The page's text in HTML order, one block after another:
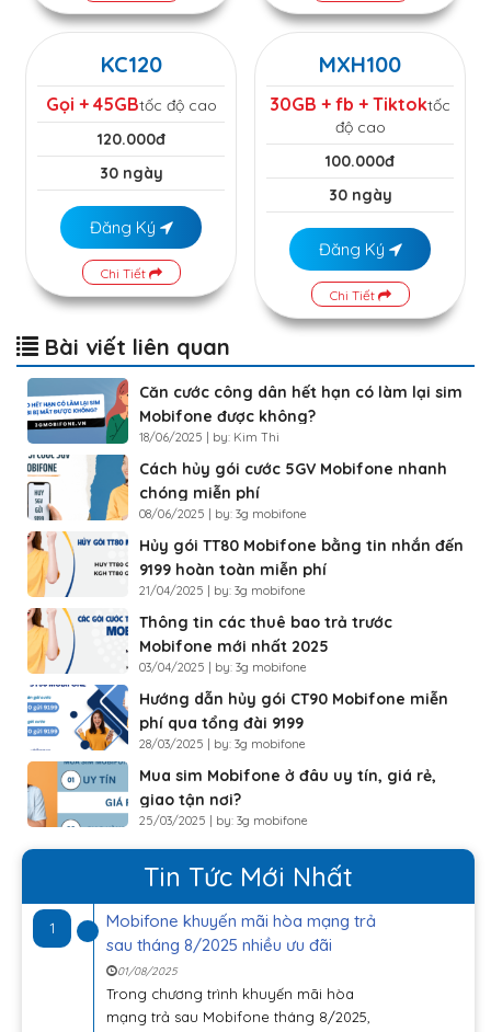
KC120
Gọi + 45GBtốc độ cao
120.000đ
30 ngày
Đăng Ký
Chi Tiết
MXH100
30GB + fb + Tiktoktốc
độ cao
100.000đ
30 ngày
Đăng Ký
Chi Tiết
Bài viết liên quan
Căn cước công dân hết hạn có làm lại sim
Mobifone được không?
18/06/2025 | by: Kim Thi
Cách hủy gói cước 5GV Mobifone nhanh
chóng miễn phí
08/06/2025 | by: 3g mobifone
Hủy gói TT80 Mobifone bằng tin nhắn đến
9199 hoàn toàn miễn phí
21/04/2025 | by: 3g mobifone
Thông tin các thuê bao trả trước
Mobifone mới nhất 2025
03/04/2025 | by: 3g mobifone
Hướng dẫn hủy gói CT90 Mobifone miễn
phí qua tổng đài 9199
28/03/2025 | by: 3g mobifone
Mua sim Mobifone ở đâu uy tín, giá rẻ,
giao tận nơi?
25/03/2025 | by: 3g mobifone
Tin Tức Mới Nhất
1
Mobifone khuyến mãi hòa mạng trả
sau tháng 8/2025 nhiều ưu đãi
01/08/2025
Trong chương trình khuyến mãi hòa
mạng trả sau Mobifone tháng 8/2025,